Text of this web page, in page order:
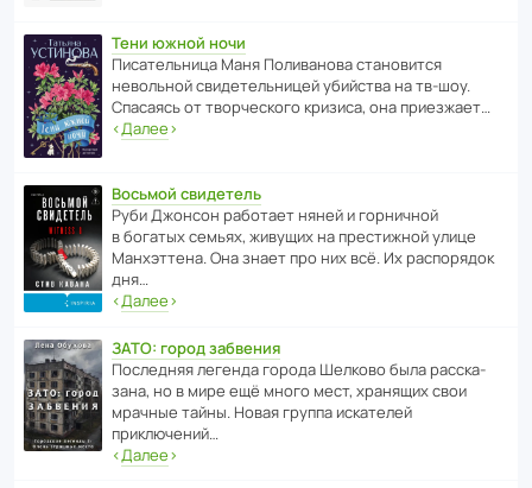
Тени южной ночи
Писа­тель­ница Маня Поли­ва­нова стано­вится
невольной свиде­тель­ницей убийства на тв-шоу.
Спасаясь от твор­че­с­кого кризиса, она приезжает…
‹Далее›
Восьмой свидетель
Руби Джонсон рабо­тает няней и горни­чной
в богатых семьях, живущих на прес­ти­жной улице
Манх­эт­тена. Она знает про них всё. Их распо­рядок
дня…
‹Далее›
ЗАТО: город забвения
После­дняя легенда города Шелково была расска­
зана, но в мире ещё много мест, хранящих свои
мрачные тайны. Новая группа иска­телей
приключений…
‹Далее›